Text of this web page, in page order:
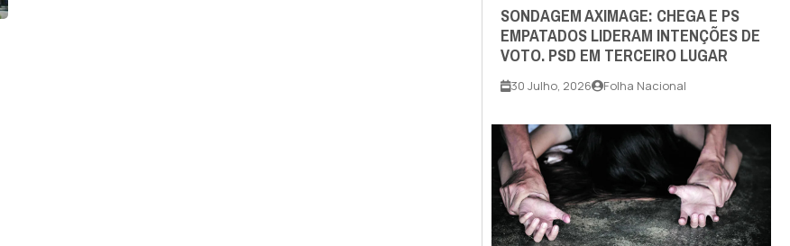
SONDAGEM AXIMAGE: CHEGA E PS
EMPATADOS LIDERAM INTENÇÕES DE
VOTO. PSD EM TERCEIRO LUGAR
30 Julho, 2026 Folha Nacional